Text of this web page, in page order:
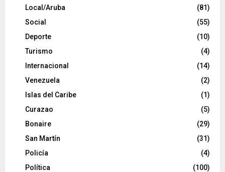
Local/Aruba
(81)
Social
(55)
Deporte
(10)
Turismo
(4)
Internacional
(14)
Venezuela
(2)
Islas del Caribe
(1)
Curazao
(5)
Bonaire
(29)
San Martín
(31)
Policía
(4)
Política
(100)